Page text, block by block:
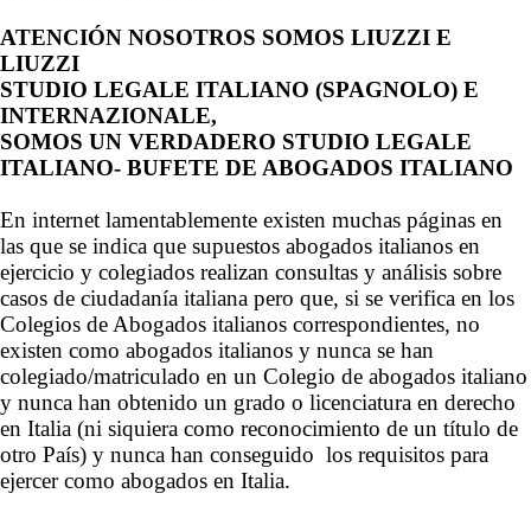
ATENCIÓN NOSOTROS SOMOS LIUZZI E
LIUZZI
STUDIO LEGALE ITALIANO (SPAGNOLO) E
INTERNAZIONALE,
SOMOS UN VERDADERO STUDIO LEGALE
ITALIANO- BUFETE DE ABOGADOS ITALIANO
En internet lamentablemente existen muchas páginas en
las que se indica que supuestos abogados italianos en
ejercicio y colegiados realizan consultas y análisis sobre
casos de ciudadanía italiana pero que, si se verifica en los
Colegios de Abogados italianos correspondientes, no
existen como abogados italianos y nunca se han
colegiado/matriculado en un Colegio de abogados italiano
y nunca han obtenido un grado o licenciatura en derecho
en Italia (ni siquiera como reconocimiento de un título de
otro País) y nunca han conseguido los requisitos para
ejercer como abogados en Italia.